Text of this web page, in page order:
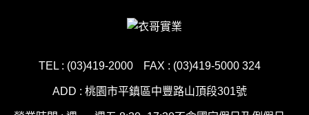
TEL : (03)419-2000 FAX : (03)419-5000 324
ADD : 桃園市平鎮區中豐路山頂段301號